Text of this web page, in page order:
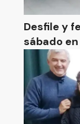
Desfile y
sábado